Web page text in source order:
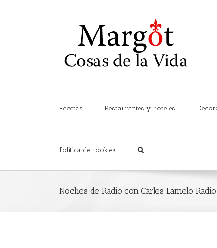
Recetas Restaurantes y hoteles
Política de cookies
Noches de Radio con Carles Lamelo